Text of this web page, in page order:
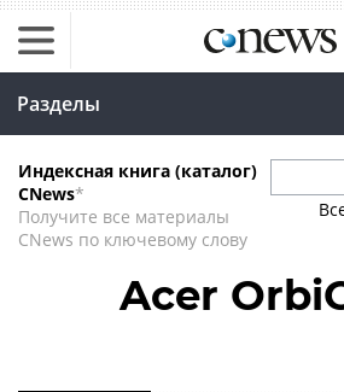
Разделы
Индексная книга (каталог)
CNews*
Получите все материалы
CNews по ключевому слову
Acer